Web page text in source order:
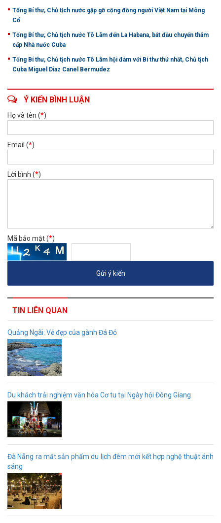
Tổng Bí thư, Chủ tịch nước gặp gỡ cộng đồng người Việt Nam tại Mông
Cổ
Tổng Bí thư, Chủ tịch nước Tô Lâm đến La Habana, bắt đầu chuyến thăm
cấp Nhà nước Cuba
Tổng Bí thư, Chủ tịch nước Tô Lâm hội đàm với Bí thư thứ nhất, Chủ tịch
Cuba Miguel Diaz Canel Bermudez
Ý KIẾN BÌNH LUẬN
Họ và tên (*)
Email (*)
Lời bình (*)
Mã bảo mật (*)
TIN LIÊN QUAN
Quảng Ngãi: Vẻ đẹp của gành Đá Đỏ
Du khách trải nghiệm văn hóa Cơ tu tại Ngày hội Đông Giang
Đà Nẵng ra mắt sản phẩm du lịch đêm mới kết hợp nghệ thuật ánh
sáng